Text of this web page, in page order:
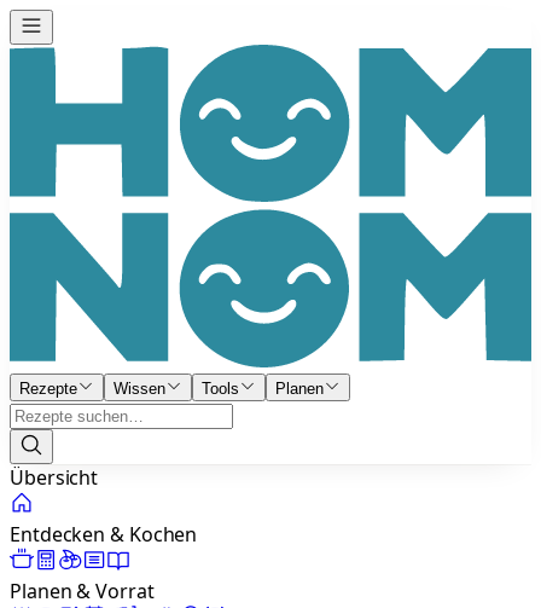
Rezepte Wissen Tools Planen
Übersicht
Entdecken & Kochen
Planen & Vorrat